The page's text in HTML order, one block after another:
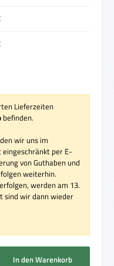
Lieferzeiten
befinden.
wir uns im
per E-
von Guthaben und
weiterhin.
werden am 13.
sind wir dann wieder
oder benutze die Schaltflächen um
In den Warenkorb